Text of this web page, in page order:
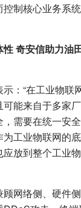
制核心业务系
奇安信助力油
：“在工业物联
能来自于多家
需要在统一安
工业物联网的
放到整个工业
网络侧、硬件